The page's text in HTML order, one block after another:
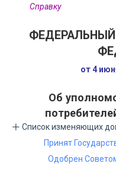
Справку
от 4
Об
Список изменяющих
Принят
Одобрен